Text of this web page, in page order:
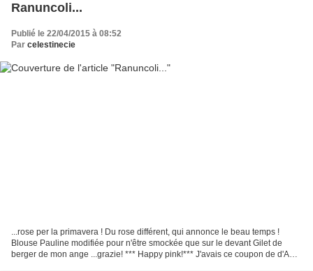
Ranuncoli...
Publié le 22/04/2015 à 08:52
Par celestinecie
...rose per la primavera ! Du rose différent, qui annonce le beau temps !
Blouse Pauline modifiée pour n'être smockée que sur le devant Gilet de
berger de mon ange ...grazie! *** Happy pink!*** J'avais ce coupon de d'Anjo